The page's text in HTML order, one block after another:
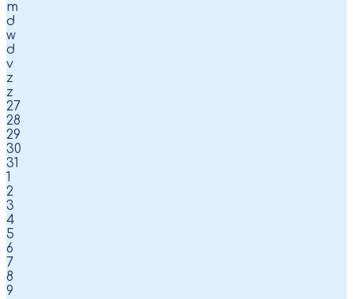
m
d
w
d
v
z
z
27
28
29
30
31
1
2
3
4
5
6
7
8
9